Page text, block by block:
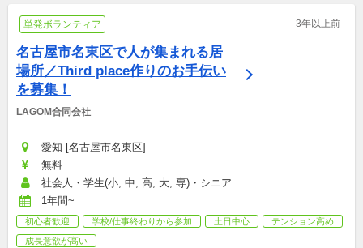
単発ボランティア 3年以上前
名古屋市名東区で人が集まれる居
場所／Third place作りのお手伝い
を募集！
LAGOM合同会社
愛知 [名古屋市名東区]
無料
社会人・学生(小, 中, 高, 大, 専)・シニア
1年間~
初心者歓迎 学校/仕事終わりから参加 土日中心
テンション高め
成長意欲が高い